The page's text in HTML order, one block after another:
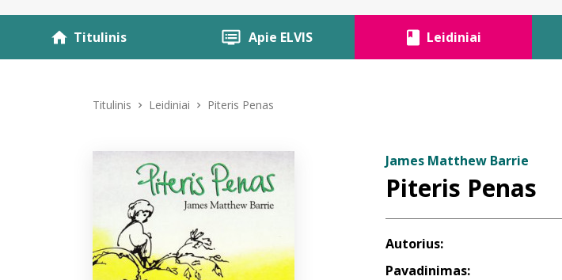
Titulinis Apie ELVIS Leidiniai
Titulinis Leidiniai Piteris Penas
James Matthew Barrie
Piteris Penas
Autorius:
Pavadinimas: